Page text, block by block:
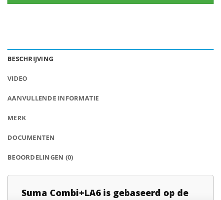
BESCHRIJVING
VIDEO
AANVULLENDE INFORMATIE
MERK
DOCUMENTEN
BEOORDELINGEN (0)
Suma Combi+LA6 is gebaseerd op de